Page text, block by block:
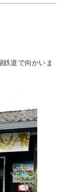
道で向かいま